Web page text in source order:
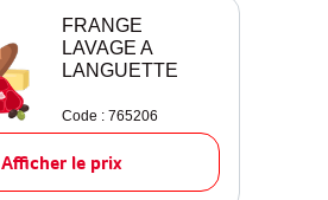
FRANGE
LAVAGE A
LANGUETTE
Code : 765206
Afficher le prix